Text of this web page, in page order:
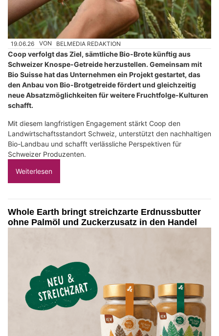
19.06.26 VON BELMEDIA REDAKTION
Coop verfolgt das Ziel, sämtliche Bio-Brote künftig aus
Schweizer Knospe-Getreide herzustellen. Gemeinsam mit
Bio Suisse hat das Unternehmen ein Projekt gestartet, das
den Anbau von Bio-Brotgetreide fördert und gleichzeitig
neue Absatzmöglichkeiten für weitere Fruchtfolge-Kulturen
schafft.
Mit diesem langfristigen Engagement stärkt Coop den
Landwirtschaftsstandort Schweiz, unterstützt den nachhaltigen
Bio-Landbau und schafft verlässliche Perspektiven für
Schweizer Produzenten.
Weiterlesen
Whole Earth bringt streichzarte Erdnussbutter
ohne Palmöl und Zuckerzusatz in den Handel